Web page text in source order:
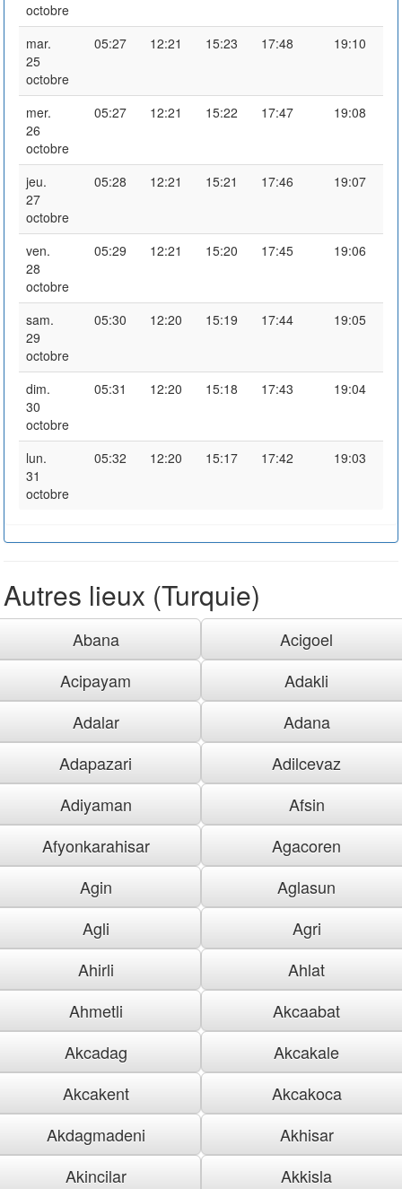
octobre
mar.
25
octobre
05:27 12:21 15:23 17:48 19:10
mer.
26
octobre
05:27 12:21 15:22 17:47 19:08
jeu.
27
octobre
05:28 12:21 15:21 17:46 19:07
ven.
28
octobre
05:29 12:21 15:20 17:45 19:06
sam.
29
octobre
05:30 12:20 15:19 17:44 19:05
dim.
30
octobre
05:31 12:20 15:18 17:43 19:04
lun.
31
octobre
05:32 12:20 15:17 17:42 19:03
Autres lieux (Turquie)
Abana
Acigoel
Acipayam
Adakli
Adalar
Adana
Adapazari
Adilcevaz
Adiyaman
Afsin
Afyonkarahisar
Agacoren
Agin
Aglasun
Agli
Agri
Ahirli
Ahlat
Ahmetli
Akcaabat
Akcadag
Akcakale
Akcakent
Akcakoca
Akdagmadeni
Akhisar
Akincilar
Akkisla